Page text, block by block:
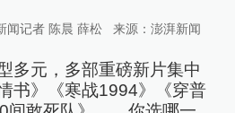
闻记者 陈晨 薛松 来源： 澎湃新闻
多元，多部重磅新片集中
书》《寒战1994》《穿普